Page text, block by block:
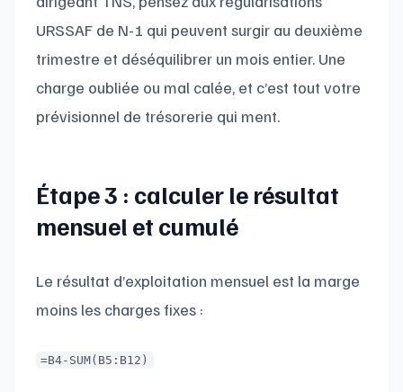
URSSAF de N-1 qui peuvent surgir au deuxième
trimestre et déséquilibrer un mois entier. Une
charge oubliée ou mal calée, et c’est tout votre
prévisionnel de trésorerie qui ment.
Étape 3 : calculer le résultat
mensuel et cumulé
Le résultat d’exploitation mensuel est la marge
moins les charges fixes :
=B4-SUM(B5:B12)